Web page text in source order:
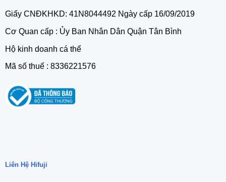
Giấy CNĐKHKD: 41N8044492 Ngày cấp 16/09/2019
Cơ Quan cấp : Ủy Ban Nhân Dân Quận Tân Bình
Hộ kinh doanh cá thể
Mã số thuế : 8336221576
Liên Hệ Hifuji